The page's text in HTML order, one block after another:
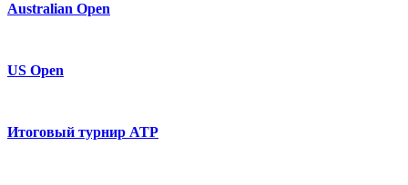
Australian Open
US Open
Итоговый турнир ATP